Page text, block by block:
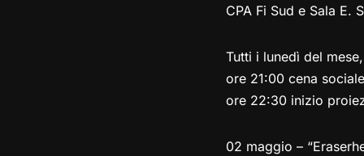
CPA Fi Sud e Sala E.
Tutti i lunedì del mese,
ore 21:00 cena sociale
ore 22:30 inizio
02 maggio –